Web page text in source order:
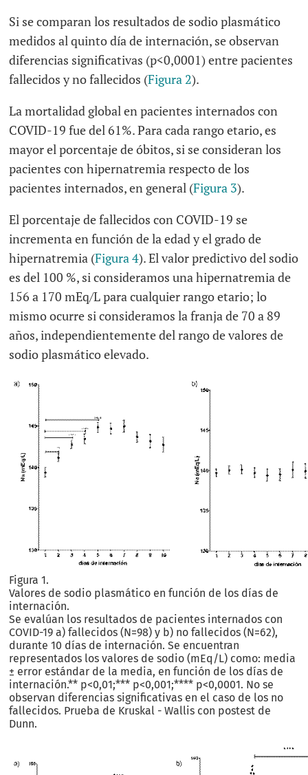
Si se comparan los resultados de sodio plasmático
medidos al quinto día de internación, se observan
diferencias significativas (p<0,0001) entre pacientes
fallecidos y no fallecidos (Figura 2).
La mortalidad global en pacientes internados con
COVID-19 fue del 61%. Para cada rango etario, es
mayor el porcentaje de óbitos, si se consideran los
pacientes con hipernatremia respecto de los
pacientes internados, en general (Figura 3).
El porcentaje de fallecidos con COVID-19 se
incrementa en función de la edad y el grado de
hipernatremia (Figura 4). El valor predictivo del sodio
es del 100 %, si consideramos una hipernatremia de
156 a 170 mEq/L para cualquier rango etario; lo
mismo ocurre si consideramos la franja de 70 a 89
años, independientemente del rango de valores de
sodio plasmático elevado.
Figura 1.
Valores de sodio plasmático en función de los días de
internación.
Se evalúan los resultados de pacientes internados con
COVID-19 a) fallecidos (N=98) y b) no fallecidos (N=62),
durante 10 días de internación. Se encuentran
representados los valores de sodio (mEq/L) como: media
± error estándar de la media, en función de los días de
internación.** p<0,01;*** p<0,001;**** p<0,0001. No se
observan diferencias significativas en el caso de los no
fallecidos. Prueba de Kruskal - Wallis con postest de
Dunn.